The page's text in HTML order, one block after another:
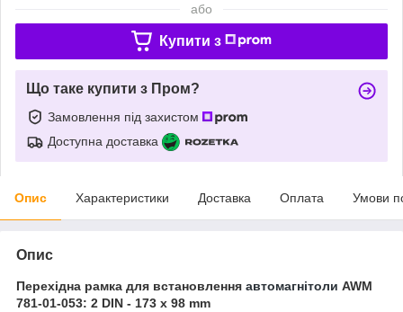
або
Купити з
Що таке купити з Пром?
Замовлення під захистом
Доступна доставка
Опис Характеристики Доставка Оплата Умови
Опис
Перехідна рамка для встановлення автомагнітоли AWM
781-01-053: 2 DIN - 173 x 98 mm